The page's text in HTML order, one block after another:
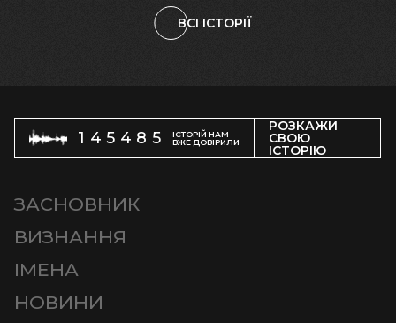
ВСІ ІСТОРІЇ
145485
ІСТОРІЙ НАМ
ВЖЕ ДОВІРИЛИ
РОЗКАЖИ
СВОЮ
ІСТОРІЮ
ЗАСНОВНИК
ВИЗНАННЯ
ІМЕНА
НОВИНИ